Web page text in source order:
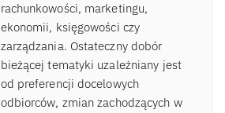
rachunkowości, marketingu,
ekonomii, księgowości czy
zarządzania. Ostateczny dobór
bieżącej tematyki uzależniany jest
od preferencji docelowych
odbiorców, zmian zachodzących w